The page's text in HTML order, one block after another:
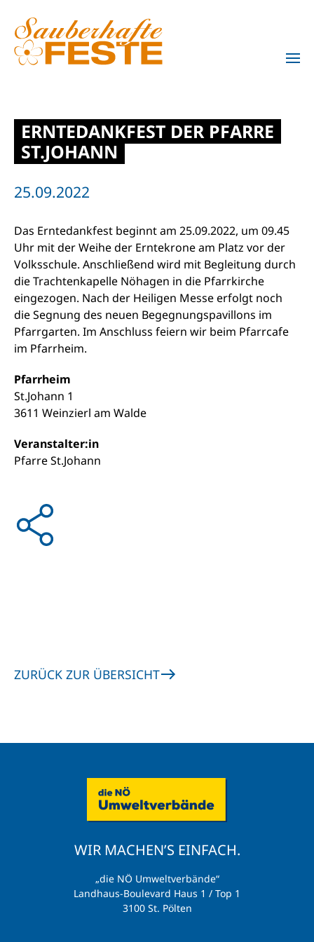
Zum Hauptinhalt springen
ERNTEDANKFEST DER PFARRE
ST.JOHANN
25.09.2022
Das Erntedankfest beginnt am 25.09.2022, um 09.45
Uhr mit der Weihe der Erntekrone am Platz vor der
Volksschule. Anschließend wird mit Begleitung durch
die Trachtenkapelle Nöhagen in die Pfarrkirche
eingezogen. Nach der Heiligen Messe erfolgt noch
die Segnung des neuen Begegnungspavillons im
Pfarrgarten. Im Anschluss feiern wir beim Pfarrcafe
im Pfarrheim.
Pfarrheim
St.Johann 1
3611 Weinzierl am Walde
Veranstalter:in
Pfarre St.Johann
ZURÜCK ZUR ÜBERSICHT
WIR MACHEN’S EINFACH.
„die NÖ Umweltverbände“
Landhaus-Boulevard Haus 1 / Top 1
3100 St. Pölten